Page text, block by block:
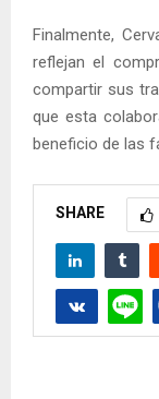
Finalmente,
reflejan el
compartir sus
que esta
beneficio de las
SHARE